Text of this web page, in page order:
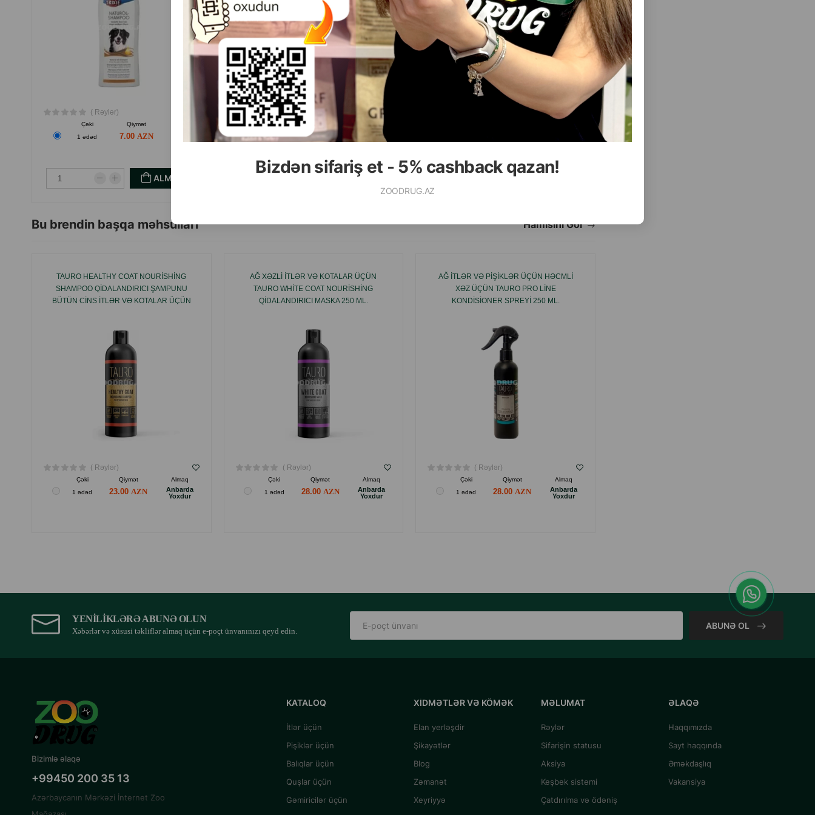
Bizdən sifariş et - 5% cashback qazan!
ZOODRUG.AZ
( Rəylər)
Çəki Qiymət
1 ədəd
7.00
ALMAQ
( Rəylər)
Çəki
Almaq
400ml
29.00
ALMAQ
Bu brendin başqa məhsulları Hamısını Gör
TAURO HEALTHY COAT NOURISHING
SHAMPOO QIDALANDIRICI ŞAMPUNU
BÜTÜN CINS ITLƏR VƏ KOTALAR ÜÇÜN
( Rəylər)
Çəki Qiymət
Almaq
1 ədəd
23.00
Anbarda
Yoxdur
AĞ XƏZLI ITLƏR VƏ KOTALAR ÜÇÜN
TAURO WHITE COAT NOURISHING
QIDALANDIRICI MASKA 250 ML.
( Rəylər)
Çəki Qiymət
Almaq
1 ədəd
28.00
Anbarda
Yoxdur
AĞ ITLƏR VƏ PIŞIKLƏR ÜÇÜN HƏCMLI
XƏZ ÜÇÜN TAURO PRO LINE
KONDISIONER SPREYI 250 ML.
( Rəylər)
Çəki Qiymət
Almaq
1 ədəd
28.00
Anbarda
Yoxdur
YENILIKLƏRƏ ABUNƏ OLUN
Xəbərlər və xüsusi təkliflər almaq üçün e-poçt ünvanınızı qeyd edin.
ABUNƏ OL
Bizimlə əlaqə
+99450 200 35 13
Azərbaycanın Mərkəzi İnternet Zoo
KATALOQ
İtlər üçün
Pişiklər üçün
Balıqlar üçün
Quşlar üçün
Gəmiricilər üçün
XIDMƏTLƏR VƏ KÖMƏK
Elan yerləşdir
Şikayətlər
Blog
Zəmanət
Xeyriyyə
MƏLUMAT
Rəylər
Sifarişin statusu
Aksiya
Keşbek sistemi
Çatdırılma və ödəniş
ƏLAQƏ
Haqqımızda
Sayt haqqında
Əməkdaşlıq
Vakansiya